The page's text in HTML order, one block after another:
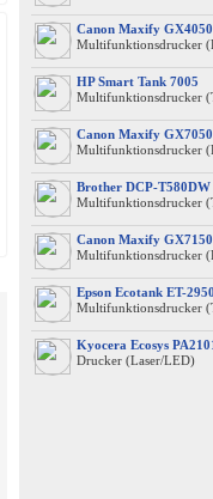
Canon Maxify GX4050
Multifunktionsdrucker
HP Smart Tank 7005
Multifunktionsdrucker
Canon Maxify GX7050
Multifunktionsdrucker
Brother DCP-T580DW
Multifunktionsdrucker
Canon Maxify GX7150
Multifunktionsdrucker
Epson Ecotank ET-2950
Multifunktionsdrucker
Kyocera Ecosys
Drucker (Laser/LED)